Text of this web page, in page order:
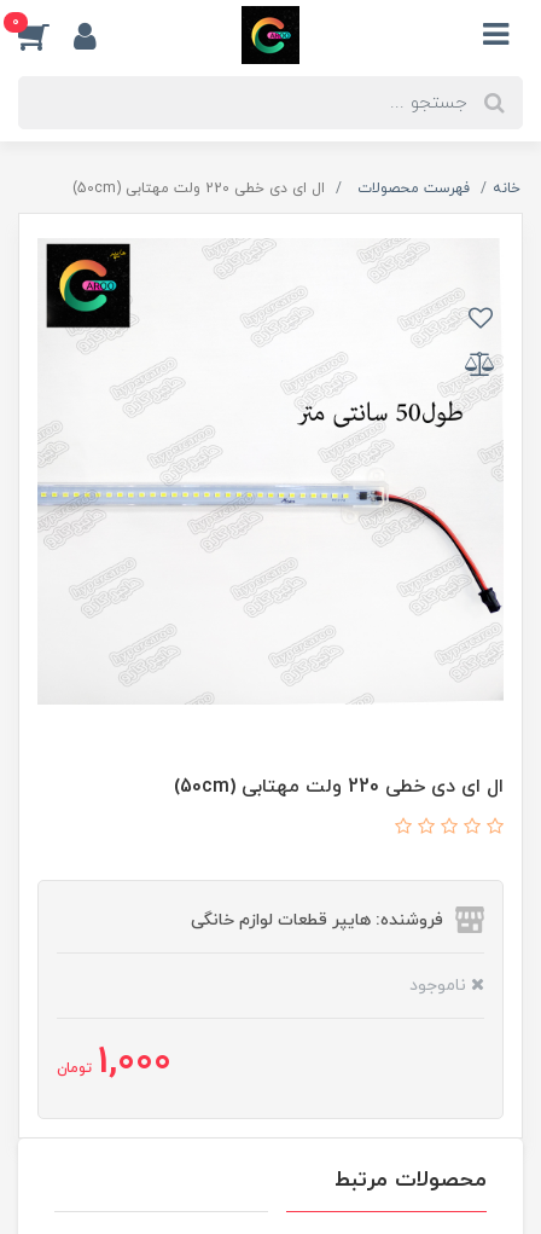
0
خانه فهرست محصولات ال ای دی خطی 220 ولت مهتابی (50cm)
ال ای دی خطی 220 ولت مهتابی (50cm)
فروشنده: هایپر قطعات لوازم خانگی
ناموجود
1,000 تومان
محصولات مرتبط